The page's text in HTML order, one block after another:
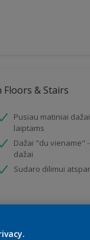
Floors & Stairs
Pusiau matiniai
laiptams
Dažai "du viename"
dažai
Sudaro dilimui